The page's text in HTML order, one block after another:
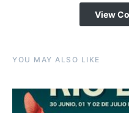
View
YOU MAY ALSO LIKE